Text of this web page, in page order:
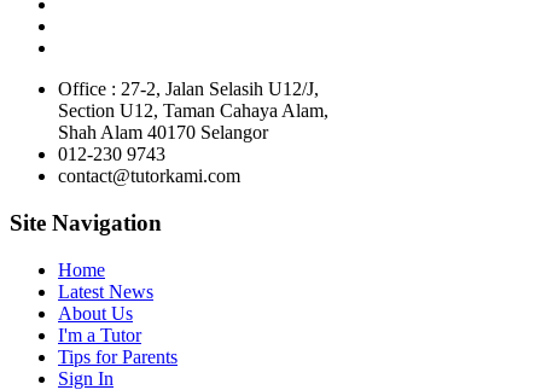
Office : 27-2, Jalan Selasih U12/J,
Section U12, Taman Cahaya Alam,
Shah Alam 40170 Selangor
012-230 9743
contact@tutorkami.com
Site Navigation
Home
Latest News
About Us
I'm a Tutor
Tips for Parents
Sign In